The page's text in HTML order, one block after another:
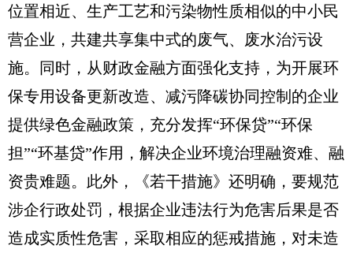
位置相近、生产工艺和污染物性质相似的中小民
营企业，共建共享集中式的废气、废水治污设
施。同时，从财政金融方面强化支持，为开展环
保专用设备更新改造、减污降碳协同控制的企业
提供绿色金融政策，充分发挥“环保贷”“环保
担”“环基贷”作用，解决企业环境治理融资难、融
资贵难题。此外，《若干措施》还明确，要规范
涉企行政处罚，根据企业违法行为危害后果是否
造成实质性危害，采取相应的惩戒措施，对未造